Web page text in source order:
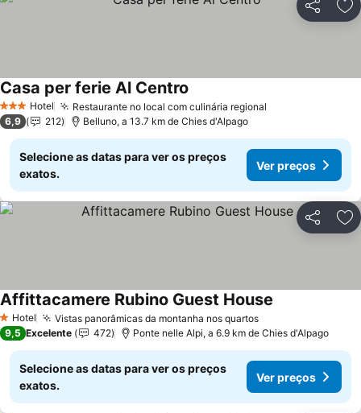
Partilhar
3 EstrelasHotel Restaurante no local com culinária regional
Casa per ferie Al Centro
6,9 212 Belluno, a 13.7 km de Chies d'Alpago
Selecione as datas para ver os preços
exatos.
Ver preços
Partilhar
1 Estrelas
Hotel Vistas panorâmicas da montanha nos quartos
Affittacamere Rubino Guest House
9,5 Excelente 472 Ponte nelle Alpi, a 6.9 km de Chies d'Alpago
Selecione as datas para ver os preços
exatos.
Ver preços